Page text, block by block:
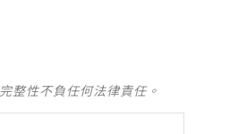
整性不負任何法律責任。